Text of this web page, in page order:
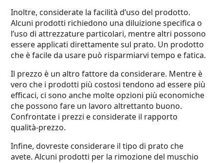
Inoltre, considerate la facilità d’uso del prodotto.
Alcuni prodotti richiedono una diluizione specifica o
l’uso di attrezzature particolari, mentre altri possono
essere applicati direttamente sul prato. Un prodotto
che è facile da usare può risparmiarvi tempo e fatica.
Il prezzo è un altro fattore da considerare. Mentre è
vero che i prodotti più costosi tendono ad essere più
efficaci, ci sono anche molte opzioni più economiche
che possono fare un lavoro altrettanto buono.
Confrontate i prezzi e considerate il rapporto
qualità-prezzo.
Infine, dovreste considerare il tipo di prato che
avete. Alcuni prodotti per la rimozione del muschio